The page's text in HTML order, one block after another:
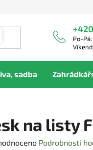
Po-
sadba
na listy
Podrobnosti